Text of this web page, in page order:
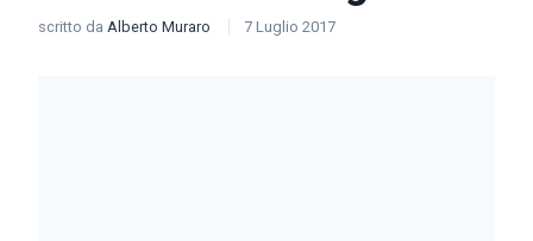
scritto da Alberto Muraro 7 Luglio 2017